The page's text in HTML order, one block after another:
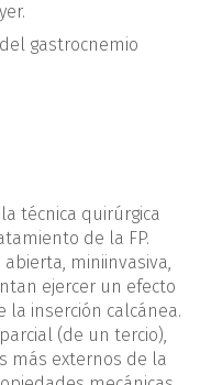
gastrocnemio
técnica quirúrgica
de la FP.
miniinvasiva,
ejercer un efecto
inserción calcánea.
(de un tercio),
más externos de la